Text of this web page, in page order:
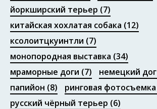
йоркширский терьер (7)
китайская хохлатая собака (12)
ксолоитцкуинтли (7)
монопородная выставка (34)
мраморные доги (7) немецкий дог
папийон (8) ринговая фотосъемка
русский чёрный терьер (6)